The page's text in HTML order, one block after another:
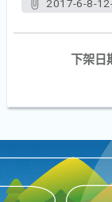
2017-6-8-
下架日